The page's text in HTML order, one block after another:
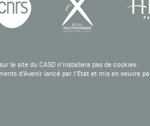
le site du CASD n'installera pas de cookies.
d’Avenir lancé par l’Etat et mis en oeuvre